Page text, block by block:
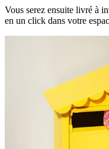
Vous serez ensuite livré à
en un click dans votre